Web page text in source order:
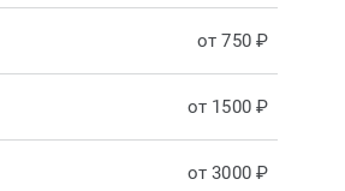
от 750 ₽
от 1500 ₽
от 3000 ₽